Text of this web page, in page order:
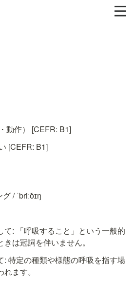
動作） [CEFR: B1]
[CEFR: B1]
/ ˈbriːðɪŋ
て: 「呼吸すること」という一般的
は冠詞を伴いません。
: 特定の種類や様態の呼吸を指す場
ます。